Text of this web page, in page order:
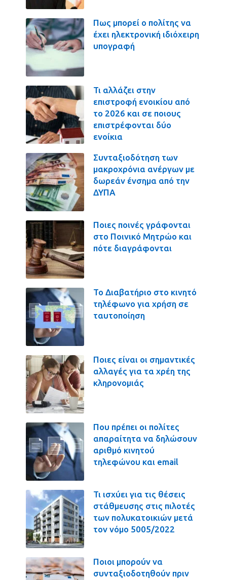
Πως μπορεί ο πολίτης να
έχει ηλεκτρονική ιδιόχειρη
υπογραφή
Τι αλλάζει στην
επιστροφή ενοικίου από
το 2026 και σε ποιους
επιστρέφονται δύο
ενοίκια
Συνταξιοδότηση των
μακροχρόνια ανέργων με
δωρεάν ένσημα από την
ΔΥΠΑ
Ποιες ποινές γράφονται
στο Ποινικό Μητρώο και
πότε διαγράφονται
Το Διαβατήριο στο κινητό
τηλέφωνο για χρήση σε
ταυτοποίηση
Ποιες είναι οι σημαντικές
αλλαγές για τα χρέη της
κληρονομιάς
Που πρέπει οι πολίτες
απαραίτητα να δηλώσουν
αριθμό κινητού
τηλεφώνου και email
Τι ισχύει για τις θέσεις
στάθμευσης στις πιλοτές
των πολυκατοικιών μετά
τον νόμο 5005/2022
Ποιοι μπορούν να
συνταξιοδοτηθούν πριν